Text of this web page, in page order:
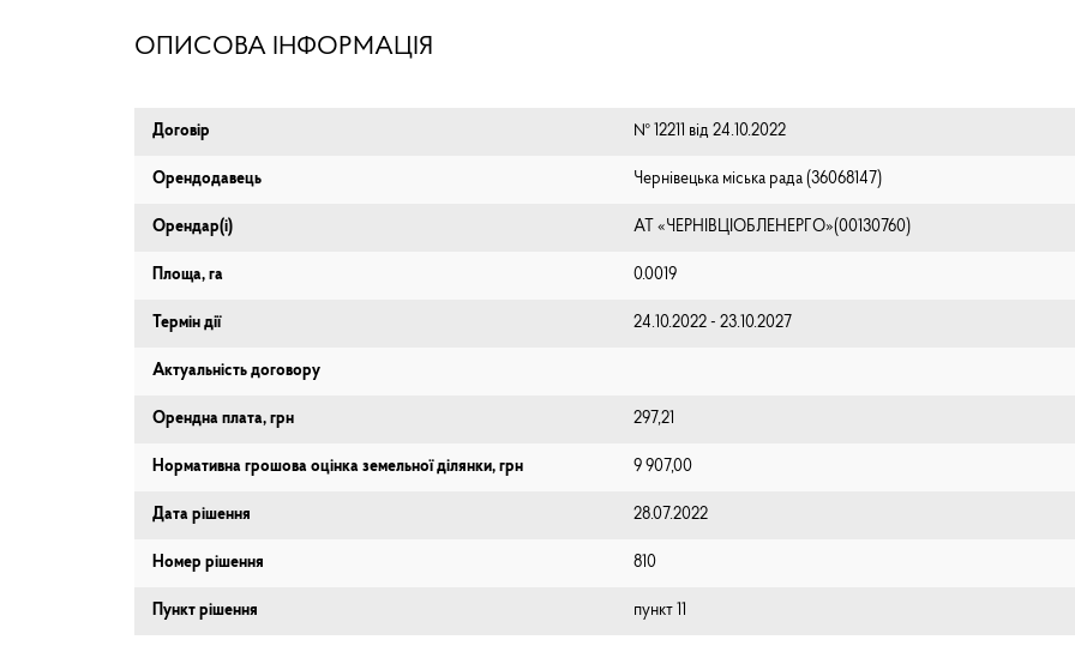
ОПИСОВА ІНФОРМАЦІЯ
Договір № 12211 від 24.10.2022
Орендодавець Чернівецька міська рада (⁨36068147⁩)
Орендар(і) АТ «ЧЕРНІВЦІОБЛЕНЕРГО»(00130760)
Площа, га 0.0019
Термін дії 24.10.2022 - 23.10.2027
Актуальність договору
Орендна плата, грн 297,21
Нормативна грошова оцінка земельної ділянки, грн 9 907,00
Дата рішення 28.07.2022
Номер рішення 810
Пункт рішення пункт 11